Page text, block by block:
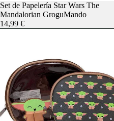
Agotado
Set de Papelería Star Wars The
Mandalorian GroguMando
14,99 €